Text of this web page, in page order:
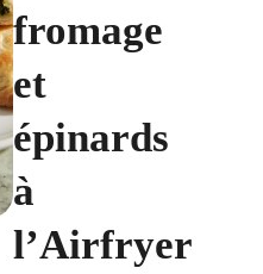
fromage
et
épinards
à
l’Airfryer